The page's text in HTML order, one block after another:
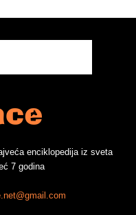
enciklopedija iz sveta
7 godina